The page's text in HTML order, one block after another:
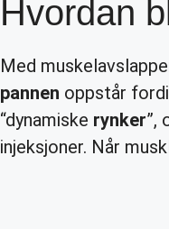
Hvordan
Med
pannen oppstår
“dynamiske rynker”,
injeksjoner. Når